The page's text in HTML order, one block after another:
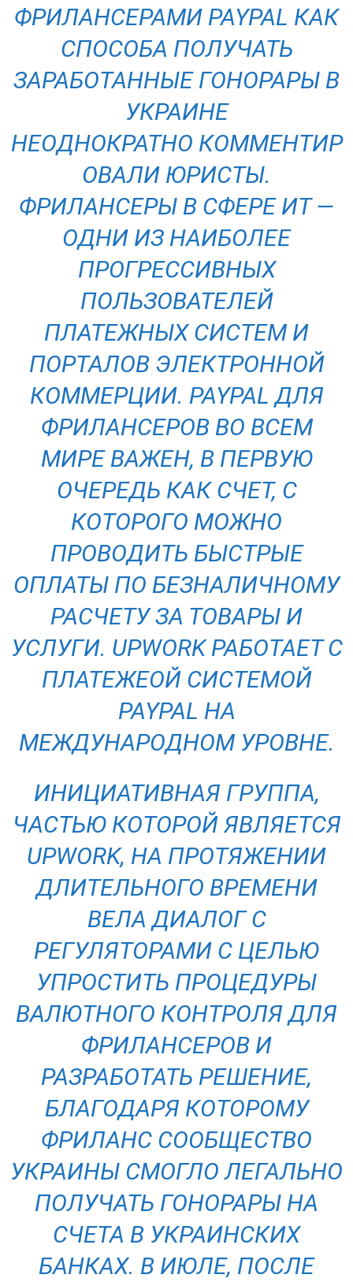
ФРИЛАНСЕРАМИ PAYPAL КАК
СПОСОБА ПОЛУЧАТЬ
ЗАРАБОТАННЫЕ ГОНОРАРЫ В
УКРАИНЕ
НЕОДНОКРАТНО КОММЕНТИР
ОВАЛИ ЮРИСТЫ.
ФРИЛАНСЕРЫ В СФЕРЕ ИТ —
ОДНИ ИЗ НАИБОЛЕЕ
ПРОГРЕССИВНЫХ
ПОЛЬЗОВАТЕЛЕЙ
ПЛАТЕЖНЫХ СИСТЕМ И
ПОРТАЛОВ ЭЛЕКТРОННОЙ
КОММЕРЦИИ. PAYPAL ДЛЯ
ФРИЛАНСЕРОВ ВО ВСЕМ
МИРЕ ВАЖЕН, В ПЕРВУЮ
ОЧЕРЕДЬ КАК СЧЕТ, С
КОТОРОГО МОЖНО
ПРОВОДИТЬ БЫСТРЫЕ
ОПЛАТЫ ПО БЕЗНАЛИЧНОМУ
РАСЧЕТУ ЗА ТОВАРЫ И
УСЛУГИ. UPWORK РАБОТАЕТ С
ПЛАТЕЖЕОЙ СИСТЕМОЙ
PAYPAL НА
МЕЖДУНАРОДНОМ УРОВНЕ.
ИНИЦИАТИВНАЯ ГРУППА,
ЧАСТЬЮ КОТОРОЙ ЯВЛЯЕТСЯ
UPWORK, НА ПРОТЯЖЕНИИ
ДЛИТЕЛЬНОГО ВРЕМЕНИ
ВЕЛА ДИАЛОГ С
РЕГУЛЯТОРАМИ С ЦЕЛЬЮ
УПРОСТИТЬ ПРОЦЕДУРЫ
ВАЛЮТНОГО КОНТРОЛЯ ДЛЯ
ФРИЛАНСЕРОВ И
РАЗРАБОТАТЬ РЕШЕНИЕ,
БЛАГОДАРЯ КОТОРОМУ
ФРИЛАНС СООБЩЕСТВО
УКРАИНЫ СМОГЛО ЛЕГАЛЬНО
ПОЛУЧАТЬ ГОНОРАРЫ НА
СЧЕТА В УКРАИНСКИХ
БАНКАХ. В ИЮЛЕ, ПОСЛЕ